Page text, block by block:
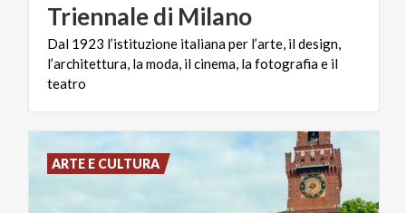
Triennaledi Milano
Dal 1923 l’istituzione italiana per l’arte, il design,
l’architettura, la moda, il cinema, la fotografia e il
teatro
ARTE E CULTURA